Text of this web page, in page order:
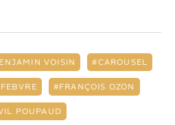
VOISIN CAROUSEL
FRANÇOIS OZON
POUPAUD